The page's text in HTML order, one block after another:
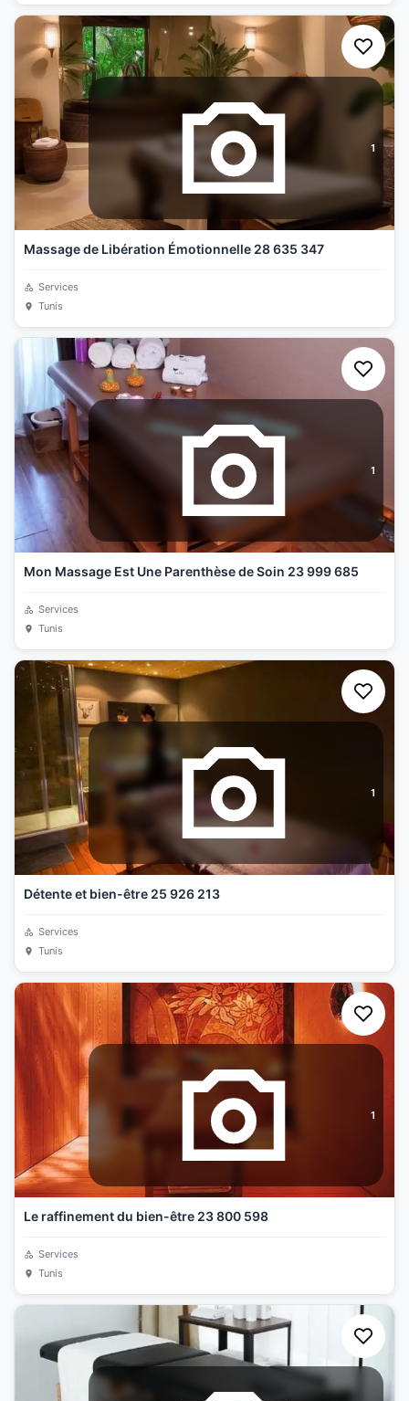
1
Massage de Libération Émotionnelle 28 635 347
Services
Tunis
1
Mon Massage Est Une Parenthèse de Soin 23 999 685
Services
Tunis
1
Détente et bien-être 25 926 213
Services
Tunis
1
Le raffinement du bien-être 23 800 598
Services
Tunis